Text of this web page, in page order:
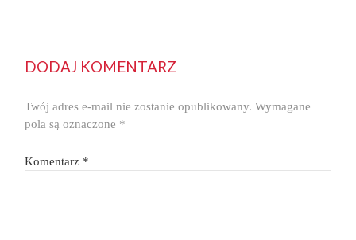
DODAJ KOMENTARZ
Twój adres e-mail nie zostanie opublikowany. Wymagane
pola są oznaczone *
Komentarz *